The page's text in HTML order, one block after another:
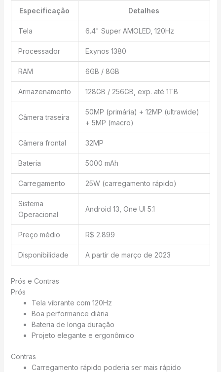
Especificação
Detalhes
Tela 6.4" Super AMOLED, 120Hz
Processador Exynos 1380
RAM 6GB / 8GB
Armazenamento 128GB / 256GB, exp. até 1TB
Câmera traseira
50MP (primária) + 12MP (ultrawide)
+ 5MP (macro)
Câmera frontal 32MP
Bateria 5000 mAh
Carregamento 25W (carregamento rápido)
Sistema
Operacional
Android 13, One UI 5.1
Preço médio R$ 2.899
Disponibilidade A partir de março de 2023
Prós e Contras
Prós
Tela vibrante com 120Hz
Boa performance diária
Bateria de longa duração
Projeto elegante e ergonômico
Contras
Carregamento rápido poderia ser mais rápido